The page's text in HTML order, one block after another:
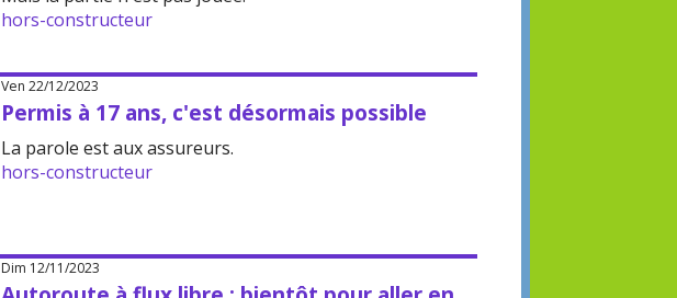
hors-constructeur
Ven 22/12/2023
Permis à 17 ans, c'est désormais possible
La parole est aux assureurs.
hors-constructeur
Dim 12/11/2023